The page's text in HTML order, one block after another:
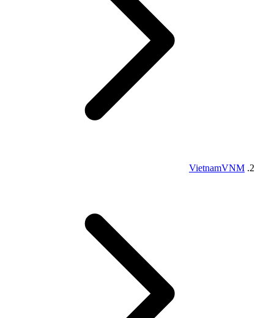
VietnamVNM